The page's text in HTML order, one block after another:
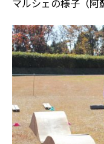
マルシェの様子（阿